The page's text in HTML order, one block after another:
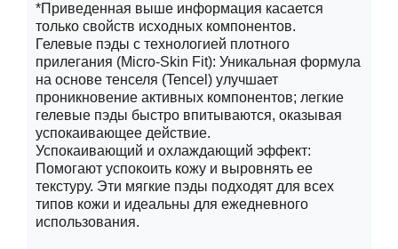
*Приведенная выше информация касается
только свойств исходных компонентов.
Гелевые пэды с технологией плотного
прилегания (Micro-Skin Fit): Уникальная формула
на основе тенселя (Tencel) улучшает
проникновение активных компонентов; легкие
гелевые пэды быстро впитываются, оказывая
успокаивающее действие.
Успокаивающий и охлаждающий эффект:
Помогают успокоить кожу и выровнять ее
текстуру. Эти мягкие пэды подходят для всех
типов кожи и идеальны для ежедневного
использования.